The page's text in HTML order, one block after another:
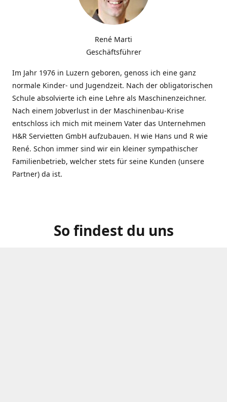
René Marti
Geschäftsführer
Im Jahr 1976 in Luzern geboren, genoss ich eine ganz
normale Kinder- und Jugendzeit. Nach der obligatorischen
Schule absolvierte ich eine Lehre als Maschinenzeichner.
Nach einem Jobverlust in der Maschinenbau-Krise
entschloss ich mich mit meinem Vater das Unternehmen
H&R Servietten GmbH aufzubauen. H wie Hans und R wie
René. Schon immer sind wir ein kleiner sympathischer
Familienbetrieb, welcher stets für seine Kunden (unsere
Partner) da ist.
So findest du uns